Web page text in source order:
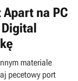
na PC
Digital
materiale
pecetowy port